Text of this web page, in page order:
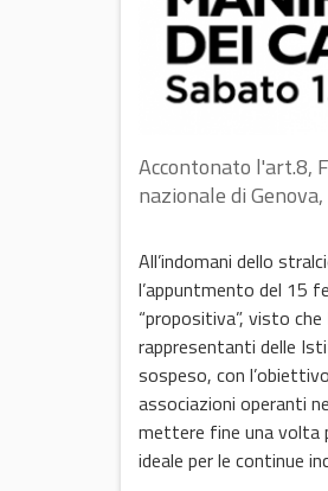
Accontonato l'art.8,
nazionale di
All’indomani dello
l’appuntmento del 15
“propositiva”, visto
rappresentanti delle
sospeso, con
associazioni operanti
mettere fine una volta
ideale per le continue